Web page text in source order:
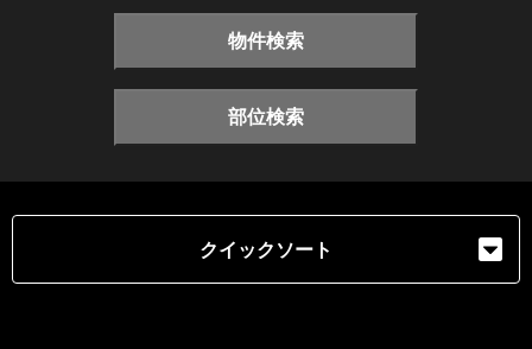
物件検索
部位検索
クイックソート